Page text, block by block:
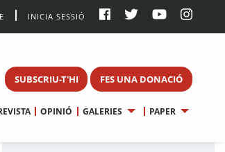
INICIA SESSIÓ
SUBSCRIU-T'HI FES UNA DONACIÓ
OPINIÓ GALERIES PAPER